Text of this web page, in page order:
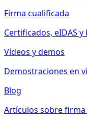
Firma cualificada
Certificados, eIDAS y
Vídeos y demos
Demostraciones en
Blog
Artículos sobre